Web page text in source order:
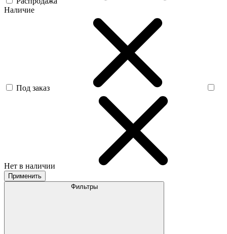
Наличие
Под заказ
Нет в наличии
Применить
Фильтры